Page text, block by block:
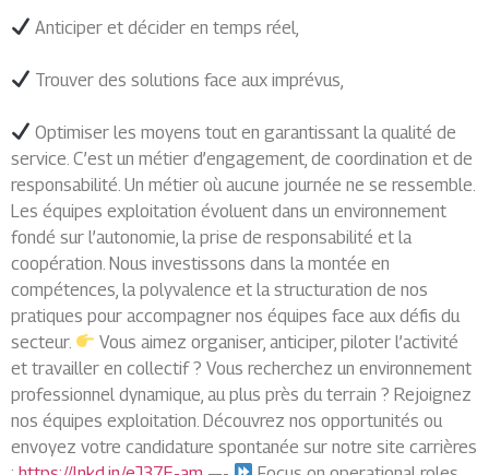
Anticiper et décider en temps réel,
Trouver des solutions face aux imprévus,
Optimiser les moyens tout en garantissant la qualité de
service. C’est un métier d’engagement, de coordination et de
responsabilité. Un métier où aucune journée ne se ressemble.
Les équipes exploitation évoluent dans un environnement
fondé sur l’autonomie, la prise de responsabilité et la
coopération. Nous investissons dans la montée en
compétences, la polyvalence et la structuration de nos
pratiques pour accompagner nos équipes face aux défis du
secteur.
Vous aimez organiser, anticiper, piloter l’activité
et travailler en collectif ? Vous recherchez un environnement
professionnel dynamique, au plus près du terrain ? Rejoignez
nos équipes exploitation. Découvrez nos opportunités ou
envoyez votre candidature spontanée sur notre site carrières